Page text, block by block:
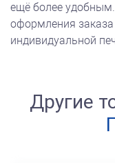
ещё более
оформления
индивидуальной
Другие